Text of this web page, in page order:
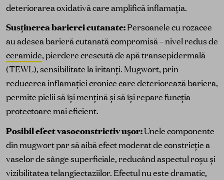
deteriorarea oxidativă care amplifică inflamația.
Susținerea barierei cutanate:Persoanele cu rozacee
au adesea barieră cutanată compromisă – nivel redus de
ceramide, pierdere crescută de apă transepidermală
(TEWL), sensibilitate la iritanți. Mugwort, prin
reducerea inflamației cronice care deteriorează bariera,
permite pielii să își mențină și să își repare funcția
protectoare mai eficient.
Posibil efect vasoconstrictiv ușor:Unele componente
din mugwort par să aibă efect moderat de constricție a
vaselor de sânge superficiale, reducând aspectul roșu și
vizibilitatea telangiectaziilor. Efectul nu este dramatic,